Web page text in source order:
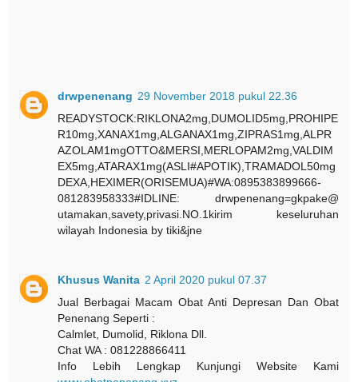
drwpenenang 29 November 2018 pukul 22.36
READYSTOCK:RIKLONA2mg,DUMOLID5mg,PROHIPE
R10mg,XANAX1mg,ALGANAX1mg,ZIPRAS1mg,ALPR
AZOLAM1mgOTTO&MERSI,MERLOPAM2mg,VALDIM
EX5mg,ATARAX1mg(ASLI#APOTIK),TRAMADOL50mg
DEXA,HEXIMER(ORISEMUA)#WA:0895383899666-
081283958333#IDLINE: drwpenenang=gkpake@
utamakan,savety,privasi.NO.1kirim keseluruhan
wilayah Indonesia by tiki&jne
Khusus Wanita 2 April 2020 pukul 07.37
Jual Berbagai Macam Obat Anti Depresan Dan Obat
Penenang Seperti :
Calmlet, Dumolid, Riklona Dll.
Chat WA : 081228866411
Info Lebih Lengkap Kunjungi Website Kami